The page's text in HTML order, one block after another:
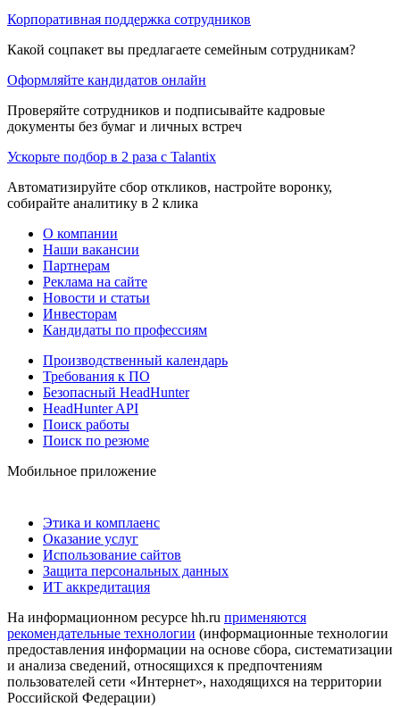
Корпоративная поддержка сотрудников
Какой соцпакет вы предлагаете семейным сотрудникам?
Оформляйте кандидатов онлайн
Проверяйте сотрудников и подписывайте кадровые
документы без бумаг и личных встреч
Ускорьте подбор в 2 раза с Talantix
Автоматизируйте сбор откликов, настройте воронку,
собирайте аналитику в 2 клика
О компании
Наши вакансии
Партнерам
Реклама на сайте
Новости и статьи
Инвесторам
Кандидаты по профессиям
Производственный календарь
Требования к ПО
Безопасный HeadHunter
HeadHunter API
Поиск работы
Поиск по резюме
Мобильное приложение
Этика и комплаенс
Оказание услуг
Использование сайтов
Защита персональных данных
ИТ аккредитация
На информационном ресурсе hh.ru применяются
рекомендательные технологии (информационные технологии
предоставления информации на основе сбора, систематизации
и анализа сведений, относящихся к предпочтениям
пользователей сети «Интернет», находящихся на территории
Российской Федерации)